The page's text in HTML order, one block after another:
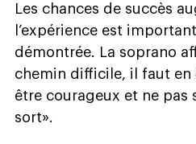
Les chances de succès
l’expérience est
démontrée. La soprano
chemin difficile, il faut en
être courageux et ne pas
sort».